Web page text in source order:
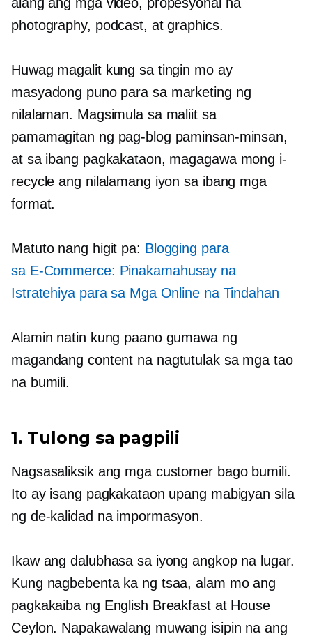
photography, podcast, at graphics.
Huwag magalit kung sa tingin mo ay
masyadong puno para sa marketing ng
nilalaman. Magsimula sa maliit sa
pamamagitan ng pag-blog paminsan-minsan,
at sa ibang pagkakataon, magagawa mong i-
recycle ang nilalamang iyon sa ibang mga
format.
Matuto nang higit pa: Blogging para
sa E-Commerce: Pinakamahusay na
Istratehiya para sa Mga Online na Tindahan
Alamin natin kung paano gumawa ng
magandang content na nagtutulak sa mga tao
na bumili.
1. Tulong sa pagpili
Nagsasaliksik ang mga customer bago bumili.
Ito ay isang pagkakataon upang mabigyan sila
ng de-kalidad na impormasyon.
Ikaw ang dalubhasa sa iyong angkop na lugar.
Kung nagbebenta ka ng tsaa, alam mo ang
pagkakaiba ng English Breakfast at House
Ceylon. Napakawalang muwang isipin na ang